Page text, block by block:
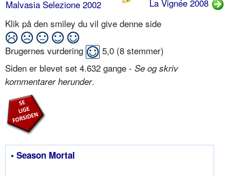
Malvasia Selezione 2002
La Vignée 2008
Klik på den smiley du vil give denne side
Brugernes vurdering 5,0 (8 stemmer)
Siden er blevet set 4.632 gange - Se og skriv
kommentarer herunder.
• Season Mortal